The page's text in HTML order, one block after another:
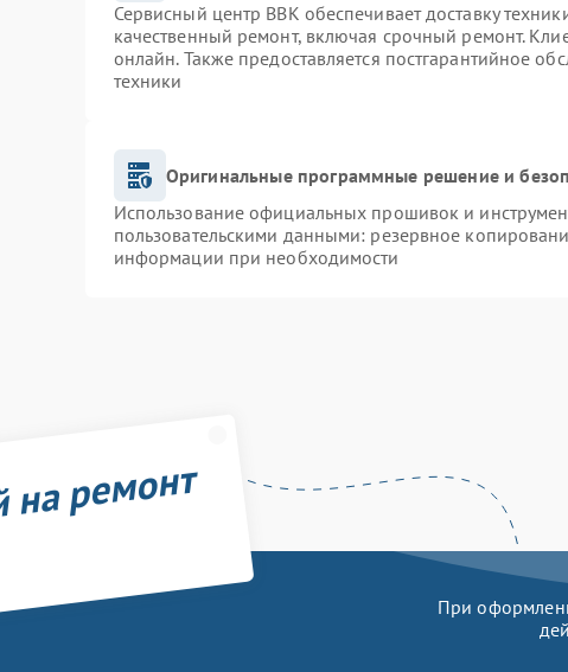
Сервисный центр BBK обеспечивает доставку
качественный ремонт, включая срочный ремонт.
онлайн. Также предоставляется постгарантийное
техники
Оригинальные программные решение и
Использование официальных прошивок и
пользовательскими данными: резервное
информации при необходимости
ремонт
При